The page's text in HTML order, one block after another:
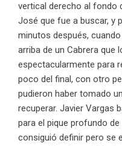
vertical derecho al fondo
José que fue a buscar, y
minutos después,
arriba de un Cabrera que
espectacularmente para
poco del final, con otro
pudieron haber tomado
recuperar. Javier Vargas
para el pique profundo de
consiguió definir pero se